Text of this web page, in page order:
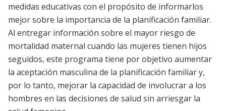
medidas educativas con el propósito de informarlos
mejor sobre la importancia de la planificación familiar.
Al entregar información sobre el mayor riesgo de
mortalidad maternal cuando las mujeres tienen hijos
seguidos, este programa tiene por objetivo aumentar
la aceptación masculina de la planificación familiar y,
por lo tanto, mejorar la capacidad de involucrar a los
hombres en las decisiones de salud sin arriesgar la